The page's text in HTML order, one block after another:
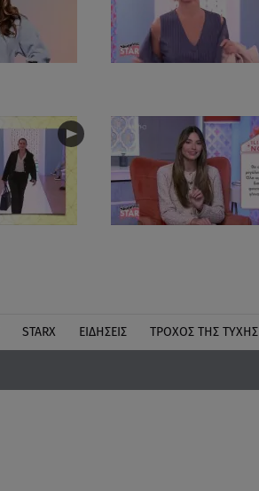
STARX ΕΙΔΉΣΕΙΣ ΤΡΟΧΌΣ ΤΗΣ ΤΎΧΗΣ